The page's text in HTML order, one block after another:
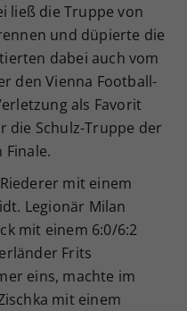
ließ die Truppe von
und düpierte die
dabei auch vom
den Vienna Football-
als Favorit
die Schulz-Truppe der
mit einem
Legionär Milan
mit einem 6:0/6:2
Frits
eins, machte im
mit einem